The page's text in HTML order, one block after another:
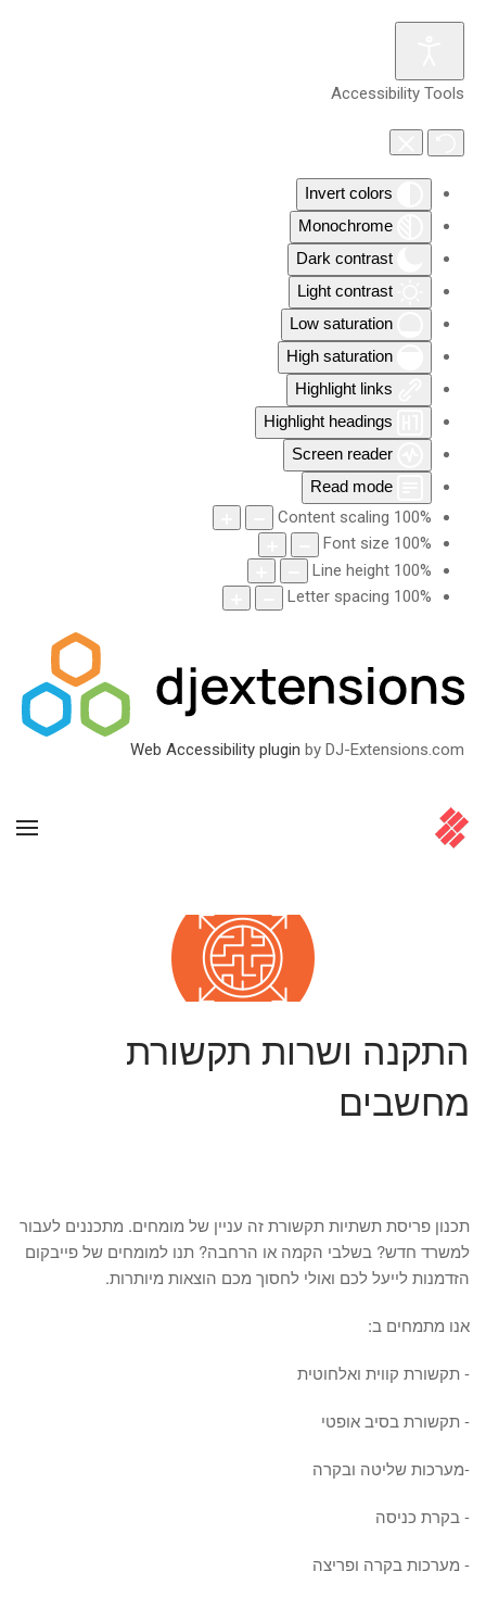
Accessibility Tools
Invert colors
Monochrome
Dark contrast
Light contrast
Low saturation
High saturation
Highlight links
Highlight headings
Screen reader
Read mode
Content scaling 100%
Font size 100%
Line height 100%
Letter spacing 100%
Web Accessibility plugin by DJ-Extensions.com
התקנה ושרות תקשורת
מחשבים
תכנון פריסת תשתיות תקשורת זה עניין של מומחים. מתכננים לעבור
למשרד חדש? בשלבי הקמה או הרחבה? תנו למומחים של פייבקום
הזדמנות לייעל לכם ואולי לחסוך מכם הוצאות מיותרות.
אנו מתמחים ב:
- תקשורת קווית ואלחוטית
- תקשורת בסיב אופטי
-מערכות שליטה ובקרה
- בקרת כניסה
- מערכות בקרה ופריצה